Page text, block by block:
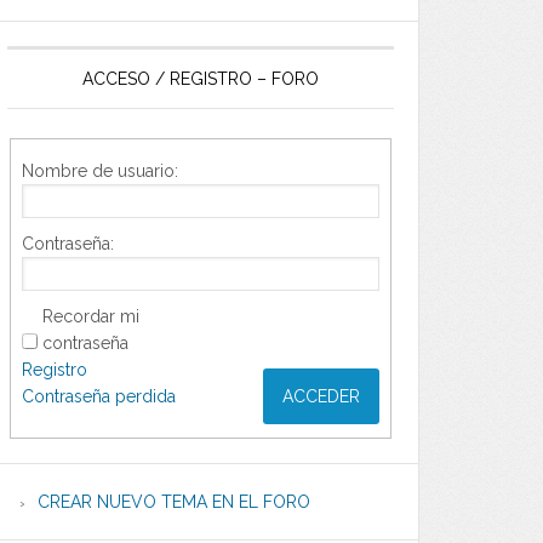
ACCESO / REGISTRO – FORO
Nombre de usuario:
Contraseña:
Recordar mi
contraseña
ACCEDER
Registro
Contraseña perdida
CREAR NUEVO TEMA EN EL FORO